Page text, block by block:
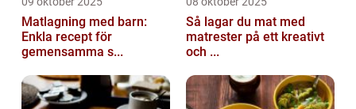
Matlagning med barn:
Enkla recept för
gemensamma s...
Så lagar du mat med
matrester på ett kreativt
och ...